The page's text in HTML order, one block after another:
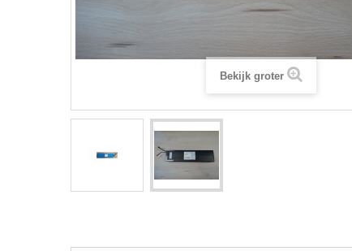
Bekijk groter